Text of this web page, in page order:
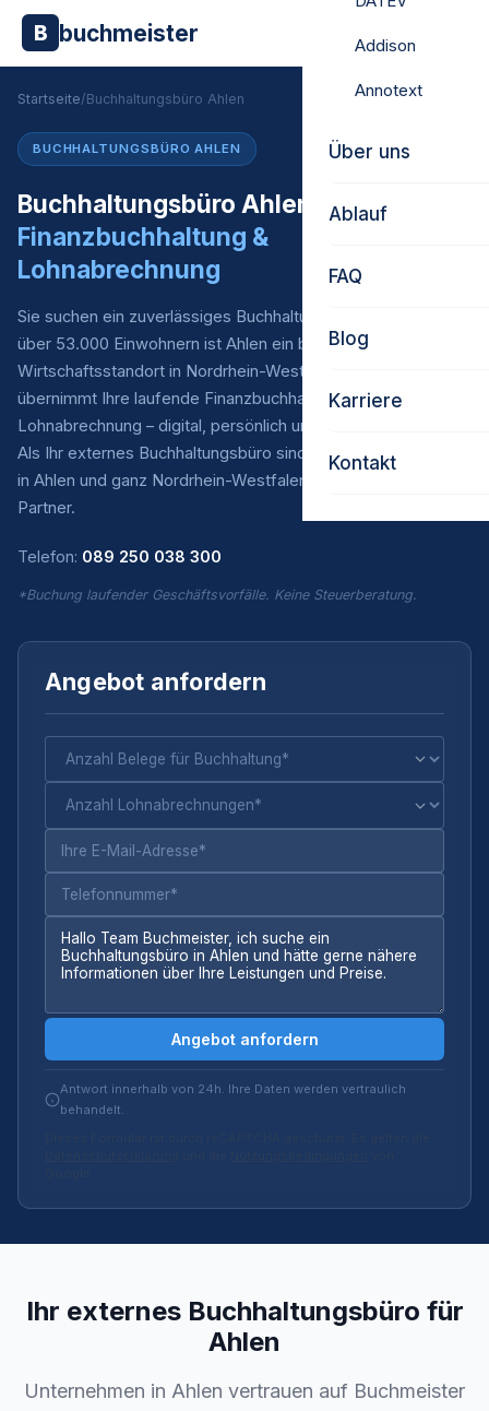
B buchmeister Addison
Annotext
Über uns
Ablauf
FAQ
Blog
Karriere
Kontakt
Startseite/Buchhaltungsbüro Ahlen
BUCHHALTUNGSBÜRO AHLEN
Buchhaltungsbüro Ahlen –
Finanzbuchhaltung &
Lohnabrechnung
Sie suchen ein zuverlässiges Buchhaltungsbüro in Ahlen? Mit
über 53.000 Einwohnern ist Ahlen ein bedeutender
Wirtschaftsstandort in Nordrhein-Westfalen. Buchmeister
übernimmt Ihre laufende Finanzbuchhaltung* und
Lohnabrechnung – digital, persönlich und zu fairen Preisen.
Als Ihr externes Buchhaltungsbüro sind wir für Unternehmen
in Ahlen und ganz Nordrhein-Westfalen Ihr verlässlicher
Partner.
Telefon: 089 250 038 300
*Buchung laufender Geschäftsvorfälle. Keine Steuerberatung.
Angebot anfordern
Angebot anfordern
Antwort innerhalb von 24h. Ihre Daten werden vertraulich
behandelt.
Ihr externes Buchhaltungsbüro für
Ahlen
Unternehmen in Ahlen vertrauen auf Buchmeister